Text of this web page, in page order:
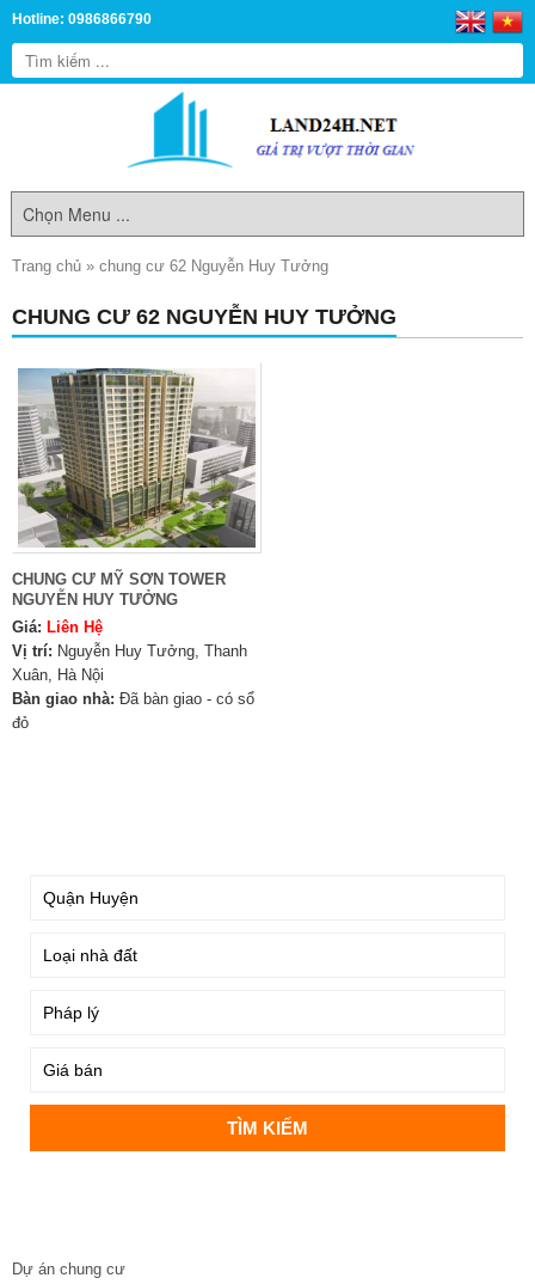
Hotline: 0986866790
Trang chủ » chung cư 62 Nguyễn Huy Tưởng
CHUNG CƯ 62 NGUYỄN HUY TƯỞNG
CHUNG CƯ MỸ SƠN TOWER
NGUYỄN HUY TƯỞNG
Giá: Liên Hệ
Vị trí: Nguyễn Huy Tưởng, Thanh
Xuân, Hà Nội
Bàn giao nhà: Đã bàn giao - có sổ
đỏ
Dự án chung cư